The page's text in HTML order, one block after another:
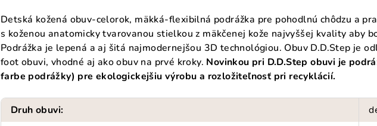
Detská kožená obuv-celorok, mäkká-flexibilná podrážka pre pohodlnú chôdzu a
s koženou anatomicky tvarovanou stielkou z mäkčenej kože najvyššej kvality aby
Podrážka je lepená a aj šitá najmodernejšou 3D technológiou. Obuv D.D.Step je
foot obuvi, vhodné aj ako obuv na prvé kroky. Novinkou pri D.D.Step obuvi je
farbe podrážky) pre ekologickejšiu výrobu a rozložiteľnosť pri recyklácií.
Druh obuvi: